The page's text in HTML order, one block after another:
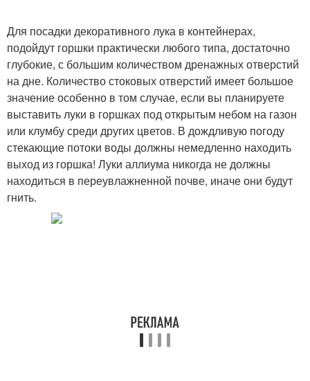
Для посадки декоративного лука в контейнерах,
подойдут горшки практически любого типа, достаточно
глубокие, с большим количеством дренажных отверстий
на дне. Количество стоковых отверстий имеет большое
значение особенно в том случае, если вы планируете
выставить луки в горшках под открытым небом на газон
или клумбу среди других цветов. В дождливую погоду
стекающие потоки воды должны немедленно находить
выход из горшка! Луки аллиума никогда не должны
находиться в переувлажненной почве, иначе они будут
гнить.